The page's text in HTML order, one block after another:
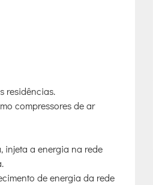
residências.
compressores de ar
injeta a energia na rede
de energia da rede